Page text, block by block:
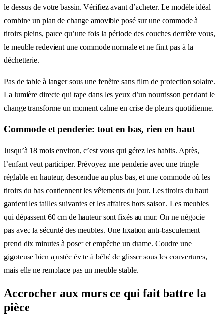
le dessus de votre bassin. Vérifiez avant d’acheter. Le modèle idéal
combine un plan de change amovible posé sur une commode à
tiroirs pleins, parce qu’une fois la période des couches derrière vous,
le meuble redevient une commode normale et ne finit pas à la
déchetterie.
Pas de table à langer sous une fenêtre sans film de protection solaire.
La lumière directe qui tape dans les yeux d’un nourrisson pendant le
change transforme un moment calme en crise de pleurs quotidienne.
Commode et penderie: tout en bas, rien en haut
Jusqu’à 18 mois environ, c’est vous qui gérez les habits. Après,
l’enfant veut participer. Prévoyez une penderie avec une tringle
réglable en hauteur, descendue au plus bas, et une commode où les
tiroirs du bas contiennent les vêtements du jour. Les tiroirs du haut
gardent les tailles suivantes et les affaires hors saison. Les meubles
qui dépassent 60 cm de hauteur sont fixés au mur. On ne négocie
pas avec la sécurité des meubles. Une fixation anti-basculement
prend dix minutes à poser et empêche un drame. Coudre une
gigoteuse bien ajustée évite à bébé de glisser sous les couvertures,
mais elle ne remplace pas un meuble stable.
Accrocher aux murs ce qui fait battre la
pièce